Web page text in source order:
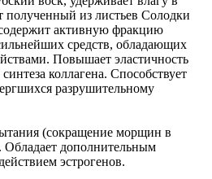
полученный из листьев Солодки
активную фракцию
средств, обладающих
Повышает эластичность
коллагена. Способствует
разрушительному
(сокращение морщин в
Обладает дополнительным
эстрогенов.